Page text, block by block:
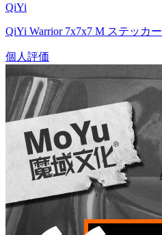
QiYi
QiYi Warrior 7x7x7 M ステッカ
個人評価